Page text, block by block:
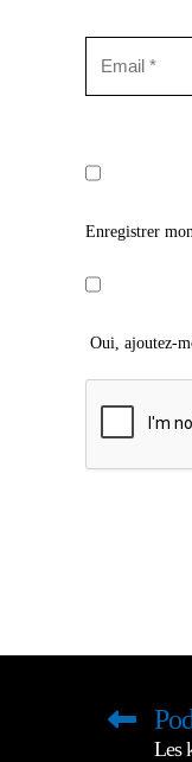
Enregistrer
Oui, ajoutez-
Les